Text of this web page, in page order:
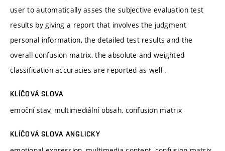
user to automatically asses the subjective evaluation test
results by giving a report that involves the judgment
personal information, the detailed test results and the
overall confusion matrix, the absolute and weighted
classification accuracies are reported as well .
KLÍČOVÁ SLOVA
emoční stav, multimediální obsah, confusion matrix
KLÍČOVÁ SLOVA ANGLICKY